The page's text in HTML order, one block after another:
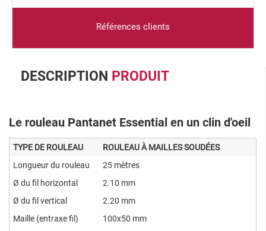
Références clients
DESCRIPTION PRODUIT
Le rouleau Pantanet Essential en un clin d'oeil
TYPE DE ROULEAU
ROULEAU À MAILLES SOUDÉES
Longueur du rouleau
25 mètres
Ø du fil horizontal
2.10 mm
Ø du fil vertical
2.20 mm
Maille (entraxe fil)
100x50 mm